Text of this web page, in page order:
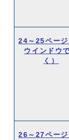
24～25ページ
ウインドウ
く）
26～27ページ